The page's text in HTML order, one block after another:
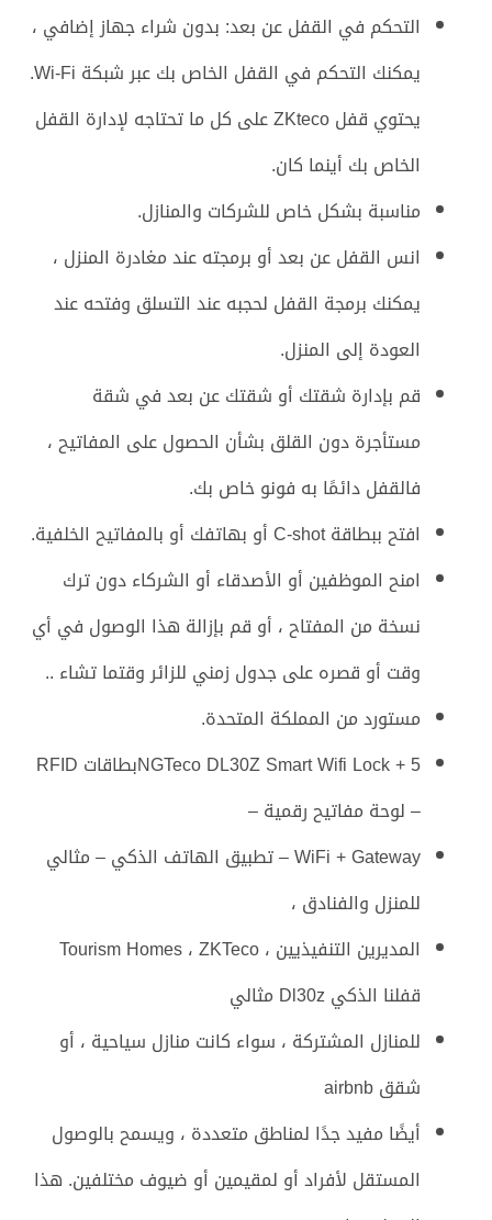
التحكم في القفل عن بعد: بدون شراء جهاز إضافي ،
يمكنك التحكم في القفل الخاص بك عبر شبكة Wi-Fi.
يحتوي قفل ZKteco على كل ما تحتاجه لإدارة القفل
الخاص بك أينما كان.
مناسبة بشكل خاص للشركات والمنازل.
انس القفل عن بعد أو برمجته عند مغادرة المنزل ،
يمكنك برمجة القفل لحجبه عند التسلق وفتحه عند
العودة إلى المنزل.
قم بإدارة شقتك أو شقتك عن بعد في شقة
مستأجرة دون القلق بشأن الحصول على المفاتيح ،
فالقفل دائمًا به فونو خاص بك.
افتح ببطاقة C-shot أو بهاتفك أو بالمفاتيح الخلفية.
امنح الموظفين أو الأصدقاء أو الشركاء دون ترك
نسخة من المفتاح ، أو قم بإزالة هذا الوصول في أي
وقت أو قصره على جدول زمني للزائر وقتما تشاء ..
مستورد من المملكة المتحدة.
NGTeco DL30Z Smart Wifi Lock + 5بطاقات RFID
– لوحة مفاتيح رقمية –
WiFi + Gateway – تطبيق الهاتف الذكي – مثالي
للمنزل والفنادق ،
المديرين التنفيذيين ، Tourism Homes ، ZKTeco
قفلنا الذكي Dl30z مثالي
للمنازل المشتركة ، سواء كانت منازل سياحية ، أو
شقق airbnb
أيضًا مفيد جدًا لمناطق متعددة ، ويسمح بالوصول
المستقل لأفراد أو لمقيمين أو ضيوف مختلفين. هذا